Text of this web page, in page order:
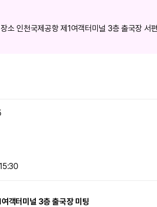
지지불 (1인기준 성인/소아 동일)
분 (매월 변동/출발일 기준 적용)
아니며, 담당자의 해피콜 후 실예약이 진행됩니다.
소 인천국제공항 제1여객터미널 3층 출국장 서
객터미널 3층 출국장 미팅